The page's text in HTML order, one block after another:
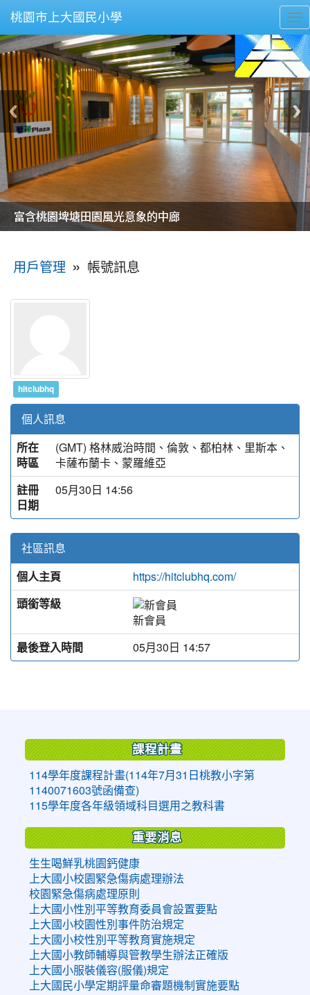
桃園市上大國民小學
美麗的操場是我們活力的來源
美麗的操場是我們活力的來源
煥然一新的小司令台
煥然一新的小司令台
富含桃園埤塘田園風光意象的中廊
富含桃園埤塘田園風光意象的中廊
嶄新的中庭廣場
嶄新的中庭廣場
水生池生生不息
水生池生生不息
用戶管理 » 帳號訊息
hitclubhq
個人訊息
所在
時區
(GMT) 格林威治時間、倫敦、都柏林、里斯本、
卡薩布蘭卡、蒙羅維亞
註冊
日期
05月30日 14:56
社區訊息
個人主頁
https://hitclubhq.com/
頭銜等級
新會員
最後登入時間
05月30日 14:57
課程計畫
114學年度課程計畫(114年7月31日桃教小字第
1140071603號函備查)
115學年度各年級領域科目選用之教科書
重要消息
生生喝鮮乳桃園鈣健康
上大國小校園緊急傷病處理辦法
校園緊急傷病處理原則
上大國小性別平等教育委員會設置要點
上大國小校園性別事件防治規定
上大國小校性別平等教育實施規定
上大國小教師輔導與管教學生辦法正確版
上大國小服裝儀容(服儀)規定
上大國民小學定期評量命審題機制實施要點